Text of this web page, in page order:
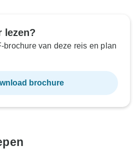
lezen?
brochure van deze reis en plan
brochure